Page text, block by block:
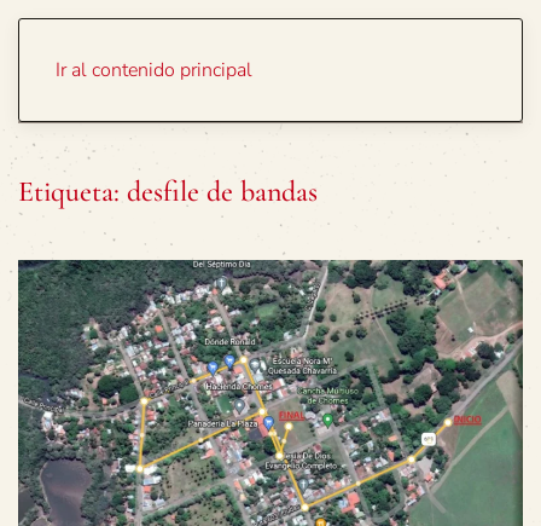
Ir al contenido principal
Etiqueta: desfile de bandas